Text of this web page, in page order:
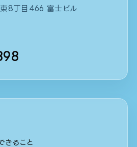
8丁目466 富士ビル
きること